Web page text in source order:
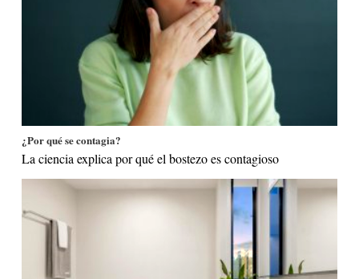
¿Por qué se contagia?
La ciencia explica por qué el bostezo es contagioso